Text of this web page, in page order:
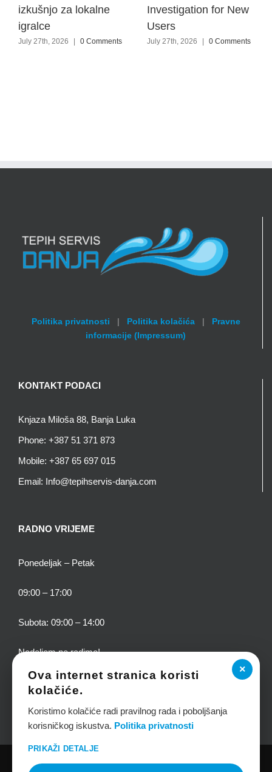
izkušnjo za lokalne
igralce
July 27th, 2026 0 Comments
Investigation for New
Users
July 27th, 2026 0 Comments
Politika privatnosti | Politika kolačića |
Pravne
informacije (Impressum)
KONTAKT PODACI
Knjaza Miloša 88, Banja Luka
Phone: +387 51 371 873
Mobile: +387 65 697 015
Email: Info@tepihservis-danja.com
RADNO VRIJEME
Ponedeljak – Petak
09:00 – 17:00
Subota: 09:00 – 14:00
Nedeljom ne radimo!
COPYRIGHT 2020 TEPIH SERVIS DANJA BYWEB DIZAJN-S| SVA PRAVA
×
Ova internet stranica koristi
kolačiće.
Koristimo kolačiće radi pravilnog rada i poboljšanja
korisničkog iskustva. Politika privatnosti
PRIKAŽI DETALJE